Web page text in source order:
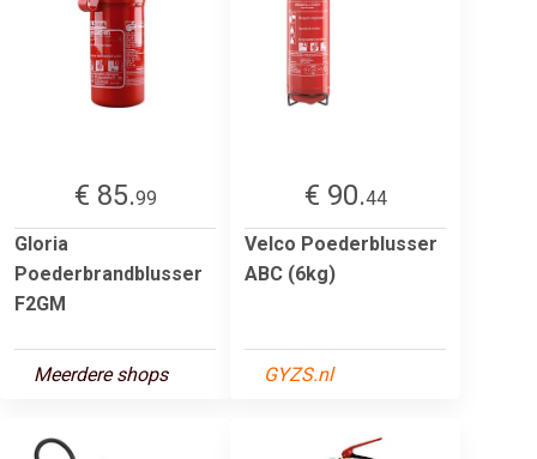
€ 85.99
Gloria
Poederbrandblusser
F2GM
Meerdere shops
€ 90.44
Velco Poederblusser
ABC (6kg)
GYZS.nl